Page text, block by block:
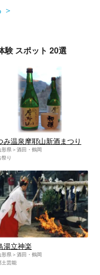
験 スポット 20選
み温泉摩耶山新酒まつり
形県
酒田・鶴岡
祭り
湯立神楽
形県
酒田・鶴岡
土芸能